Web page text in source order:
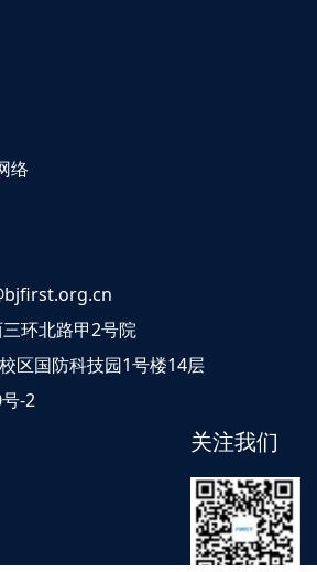
络
环北路甲2号院
区国防科技园1号楼14层
-2
关注我们